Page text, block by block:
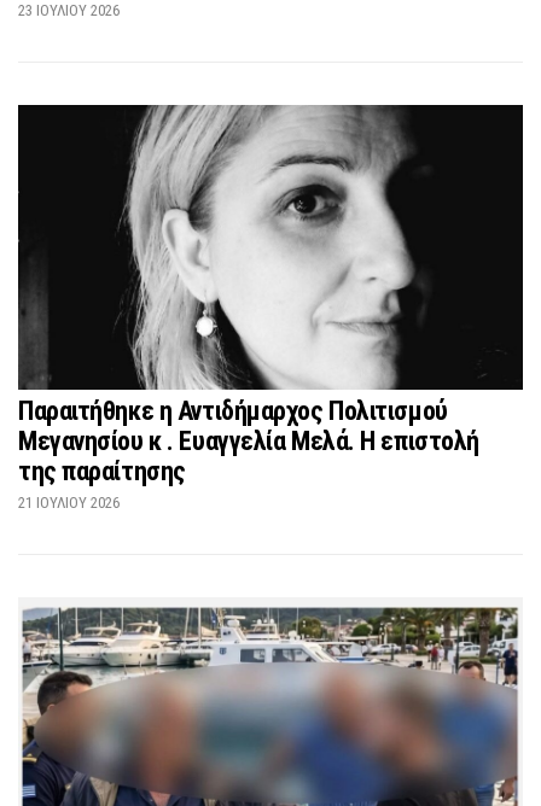
23 ΙΟΥΛΊΟΥ 2026
Παραιτήθηκε η Αντιδήμαρχος Πολιτισμού
Μεγανησίου κ . Ευαγγελία Μελά. Η επιστολή
της παραίτησης
21 ΙΟΥΛΊΟΥ 2026